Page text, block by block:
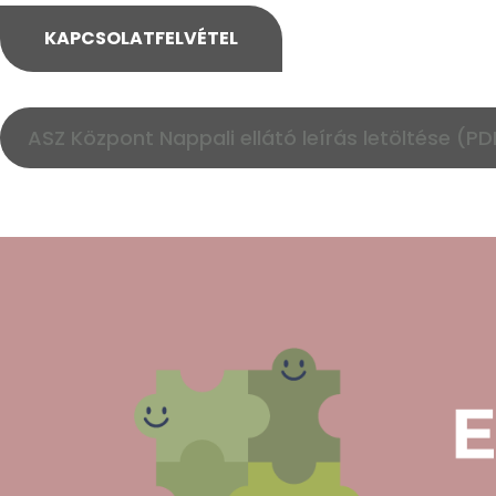
KAPCSOLATFELVÉTEL
ASZ Központ Nappali ellátó leírás letöltése